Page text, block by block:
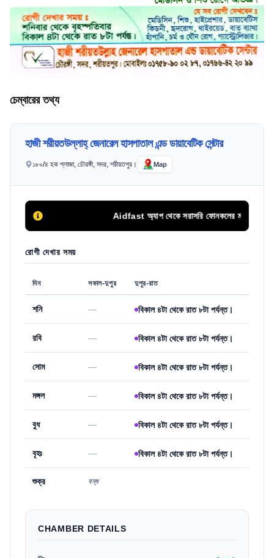
চেম্বারের তথ্য
হাজী শরীয়তউল্লাহ্ জেনারেল হাসপাতাল এন্ড ডায়াবেটিক সেন্টার
১৮০/৪ হক প্লাজা, চৌরঙ্গী, সদর, শরীয়তপুর। Map
Aidfast অ্যাপ থেকে সরাসরি ফোনকলের মাধ্যমে অথবা
রোগী দেখার সময়
দিন সকাল-দুপুর দুপুর-রাত
শনি — বিকাল ৪টা থেকে রাত ৮টা পর্যন্ত।
রবি — বিকাল ৪টা থেকে রাত ৮টা পর্যন্ত।
সোম — বিকাল ৪টা থেকে রাত ৮টা পর্যন্ত।
মঙ্গল — বিকাল ৪টা থেকে রাত ৮টা পর্যন্ত।
বুধ — বিকাল ৪টা থেকে রাত ৮টা পর্যন্ত।
বৃহঃ — বিকাল ৪টা থেকে রাত ৮টা পর্যন্ত।
শুক্র বন্ধ
CHAMBER DETAILS